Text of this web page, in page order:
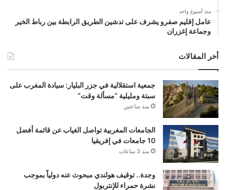
منذ أسبوع واحد
عامل إقليم صفرو يشرف على تدشين الطريق الرابطة بين رباط الخير
وجماعة إغزران
أخر المقالات
جمعية استقلالية في جزر البليار: سيادة المغرب على
سبتة ومليلية “مسألة وقت”
منذ ساعتين
الجامعات المغربية تواصل الغياب عن قائمة أفضل
10 جامعات في إفريقيا
منذ 3 ساعات
وجدة.. توقيف هولندي مبحوث عنه دولياً بموجب
نشرة حمراء للإنتربول